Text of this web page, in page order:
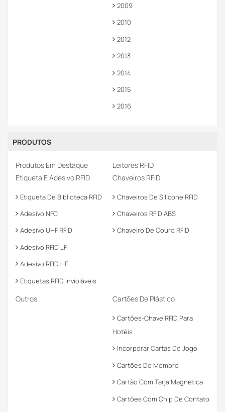
2009
2010
2012
2013
2014
2015
2016
PRODUTOS
Produtos Em Destaque
Leitores RFID
Etiqueta E Adesivo RFID
Etiqueta De Biblioteca RFID
Adesivo NFC
Adesivo UHF RFID
Adesivo RFID LF
Adesivo RFID HF
Etiquetas RFID Invioláveis
Chaveiros RFID
Chaveiros De Silicone RFID
Chaveiros RFID ABS
Chaveiro De Couro RFID
Outros Cartões De Plástico
Cartões-Chave RFID Para
Hotéis
Incorporar Cartas De Jogo
Cartões De Membro
Cartão Com Tarja Magnética
Cartões Com Chip De Contato